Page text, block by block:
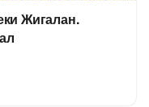
Жигалан.